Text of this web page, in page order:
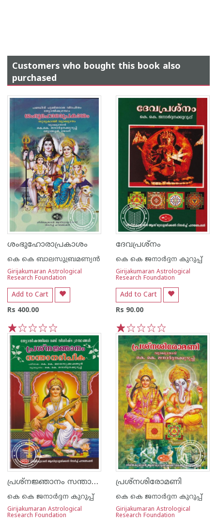
Customers who bought this book also
purchased
ശംഭുഹോരാപ്രകാശം
കെ കെ ബാലസുബ്രമണ്യന്‍
Girijakumaran Astrological
Research Foundation
Add to Cart
Rs 400.00
5
4
3
2
1
ദേവപ്രശ്നം
കെ കെ ജനാർദ്ദന കുറുപ്പ്
Girijakumaran Astrological
Research Foundation
Add to Cart
Rs 90.00
5
4
3
2
1
പ്രശ്നജ്ഞാനം സന്താനദീപിക
കെ കെ ജനാർദ്ദന കുറുപ്പ്
Girijakumaran Astrological
Research Foundation
പ്രശ്നശിരോമണി
കെ കെ ജനാർദ്ദന കുറുപ്പ്
Girijakumaran Astrological
Research Foundation